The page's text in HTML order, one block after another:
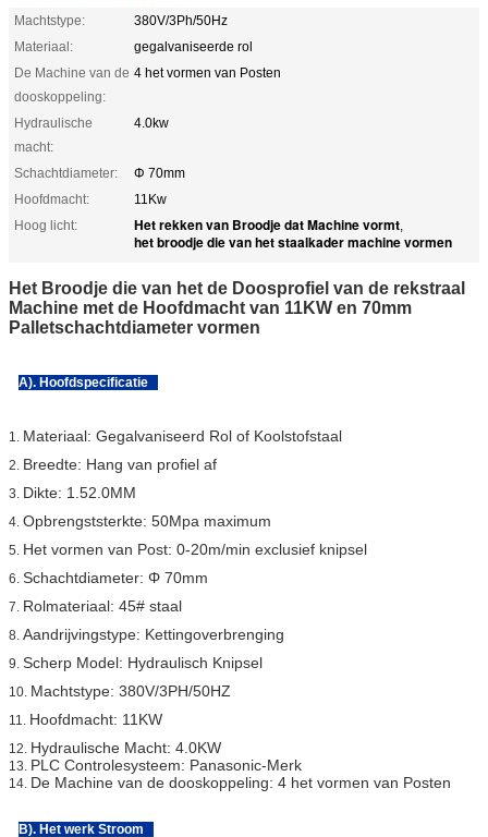
Machtstype:
380V/3Ph/50Hz
Materiaal:
gegalvaniseerde rol
De Machine van de
dooskoppeling:
4 het vormen van Posten
Hydraulische
macht:
4.0kw
Schachtdiameter:
Φ 70mm
Hoofdmacht:
11Kw
Hoog licht:
Het rekken van Broodje dat Machine vormt,
het broodje die van het staalkader machine vormen
Het Broodje die van het de Doosprofiel van de rekstraal
Machine met de Hoofdmacht van 11KW en 70mm
Palletschachtdiameter vormen
A). Hoofdspecificatie
1. Materiaal: Gegalvaniseerd Rol of Koolstofstaal
2. Breedte: Hang van profiel af
3. Dikte: 1.52.0MM
4. Opbrengststerkte: 50Mpa maximum
5. Het vormen van Post: 0-20m/min exclusief knipsel
6. Schachtdiameter: Φ 70mm
7. Rolmateriaal: 45# staal
8. Aandrijvingstype: Kettingoverbrenging
9. Scherp Model: Hydraulisch Knipsel
10. Machtstype: 380V/3PH/50HZ
11. Hoofdmacht: 11KW
12. Hydraulische Macht: 4.0KW
13. PLC Controlesysteem: Panasonic-Merk
14. De Machine van de dooskoppeling: 4 het vormen van Posten
B). Het werk Stroom